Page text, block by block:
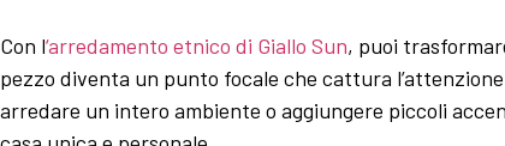
Con l‘arredamento etnico di Giallo Sun, puoi
pezzo diventa un punto focale che cattura
arredare un intero ambiente o aggiungere piccoli